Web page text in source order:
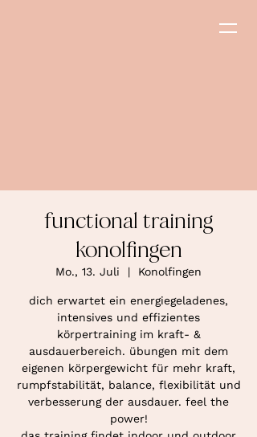
functional training
konolfingen
Mo., 13. Juli
  |
Konolfingen
dich erwartet ein energiegeladenes,
intensives und effizientes
körpertraining im kraft- &
ausdauerbereich. übungen mit dem
eigenen körpergewicht für mehr kraft,
rumpfstabilität, balance, flexibilität und
verbesserung der ausdauer. feel the
power!